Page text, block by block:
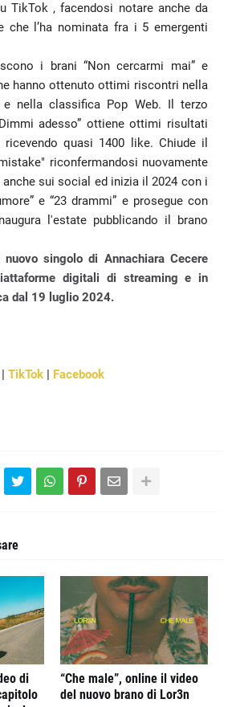
TikTok , facendosi notare anche da
che l’ha nominata fra i 5 emergenti
i brani “Non cercarmi mai” e
hanno ottenuto ottimi riscontri nella
e nella classifica Pop Web. Il terzo
adesso” ottiene ottimi risultati
ricevendo quasi 1400 like. Chiude il
riconfermandosi nuovamente
sui social ed inizia il 2024 con i
e “23 drammi” e prosegue con
l'estate pubblicando il brano
nuovo singolo di Annachiara Cecere
digitali di streaming e in
dal 19 luglio 2024.
| TikTok | Facebook
di
“Che male”, online il video
del nuovo brano di Lor3n